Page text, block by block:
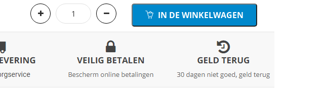
IN DE WINKELWAGEN